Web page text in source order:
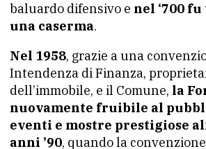
baluardo difensivo e nel ‘700
una caserma.
Nel 1958, grazie a una
Intendenza di Finanza,
dell’immobile, e il Comune, la
nuovamente fruibile al
eventi e mostre prestigiose
anni ’90, quando la